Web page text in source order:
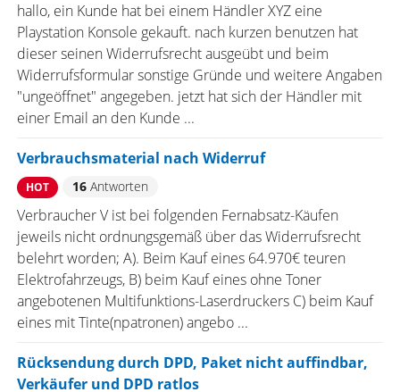
hallo, ein Kunde hat bei einem Händler XYZ eine
Playstation Konsole gekauft. nach kurzen benutzen hat
dieser seinen Widerrufsrecht ausgeübt und beim
Widerrufsformular sonstige Gründe und weitere Angaben
"ungeöffnet" angegeben. jetzt hat sich der Händler mit
einer Email an den Kunde ...
Verbrauchsmaterial nach Widerruf
HOT 16Antworten
Verbraucher V ist bei folgenden Fernabsatz-Käufen
jeweils nicht ordnungsgemäß über das Widerrufsrecht
belehrt worden; A). Beim Kauf eines 64.970€ teuren
Elektrofahrzeugs, B) beim Kauf eines ohne Toner
angebotenen Multifunktions-Laserdruckers C) beim Kauf
eines mit Tinte(npatronen) angebo ...
Rücksendung durch DPD, Paket nicht auffindbar,
Verkäufer und DPD ratlos